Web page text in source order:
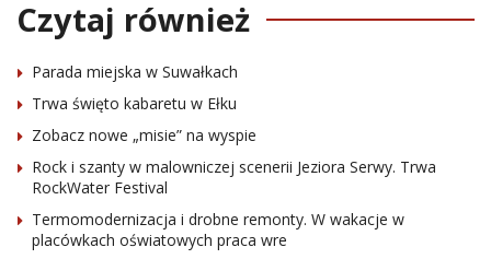
Czytaj również
Parada miejska w Suwałkach
Trwa święto kabaretu w Ełku
Zobacz nowe „misie” na wyspie
Rock i szanty w malowniczej scenerii Jeziora Serwy. Trwa
RockWater Festival
Termomodernizacja i drobne remonty. W wakacje w
placówkach oświatowych praca wre